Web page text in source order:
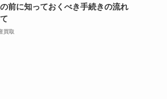
前に知っておくべき手続きの流れ
買取